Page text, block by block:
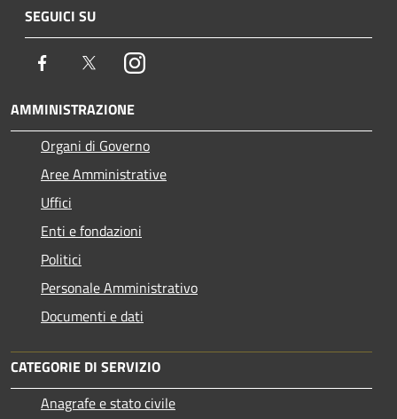
SEGUICI SU
Facebook TwitterInstagram
AMMINISTRAZIONE
Organi di Governo
Aree Amministrative
Uffici
Enti e fondazioni
Politici
Personale Amministrativo
Documenti e dati
CATEGORIE DI SERVIZIO
Anagrafe e stato civile